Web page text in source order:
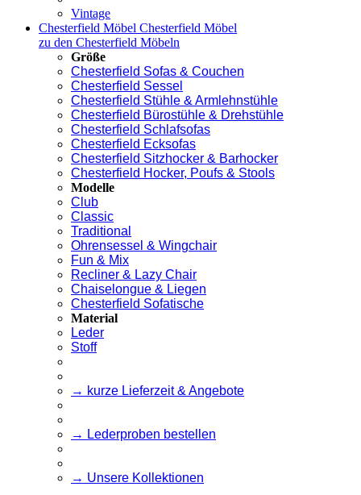
Vintage
Chesterfield Möbel Chesterfield Möbel
zu den Chesterfield Möbeln
Größe
Chesterfield Sofas & Couchen
Chesterfield Sessel
Chesterfield Stühle & Armlehnstühle
Chesterfield Bürostühle & Drehstühle
Chesterfield Schlafsofas
Chesterfield Ecksofas
Chesterfield Sitzhocker & Barhocker
Chesterfield Hocker, Poufs & Stools
Modelle
Club
Classic
Traditional
Ohrensessel & Wingchair
Fun & Mix
Recliner & Lazy Chair
Chaiselongue & Liegen
Chesterfield Sofatische
Material
Leder
Stoff
→ kurze Lieferzeit & Angebote
→ Lederproben bestellen
→ Unsere Kollektionen